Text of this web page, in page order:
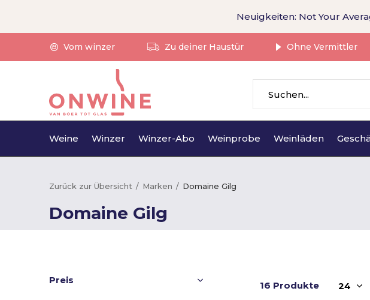
Weine Winzer Winzer-Abo Weinprobe Weinläden
Vom winzer Zu deiner Haustür Ohne Vermittler
Neuigkeiten: Not Your
Zurück zur Übersicht Marken Domaine Gilg
Domaine Gilg
16 Produkte
Preis